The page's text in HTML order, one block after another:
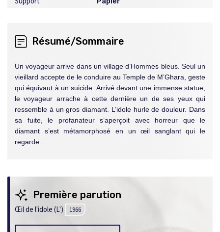
Résumé/Sommaire
Un voyageur arrive dans un village d’Hommes bleus. Seul un
vieillard accepte de le conduire au Temple de M’Ghara, geste
qui équivaut à un suicide. Arrivé devant une immense statue,
le voyageur arrache à cette dernière un de ses yeux qui
ressemble à un gros diamant. L’idole hurle de douleur. Dans
sa fuite, le profanateur s’aperçoit avec horreur que le
diamant s’est métamorphosé en un œil sanglant qui le
regarde.
Première parution
Œil de l'idole (L') 1966